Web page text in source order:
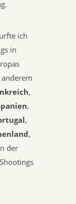
ich
in
,
,
,
,
der